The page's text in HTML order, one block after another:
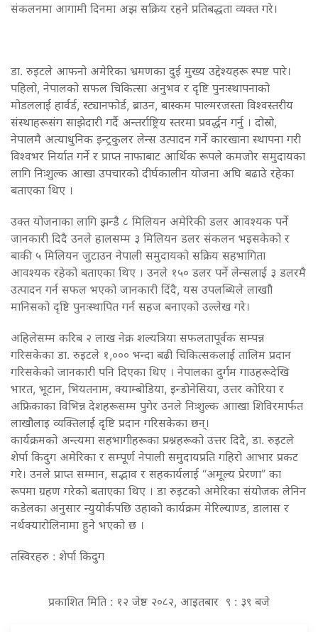
संकलनमा आगामी दिनमा अझ सक्रिय रहने प्रतिबद्धता व्यक्त गरे।
डा. रुइटले आफनो अमेरिका भ्रमणका दुई मुख्य उद्देश्यहरू स्पष्ट पारे।
पहिलो, नेपालको सफल चिकित्सा अनुभव र दृष्टि पुनःस्थापनाको
मोडललाई हार्वर्ड, स्ट्यानफोर्ड, ब्राउन, बास्कम पाल्मरजस्ता विश्वस्तरीय
संस्थाहरूसंग साझेदारी गर्दै अन्तर्राष्ट्रिय स्तरमा प्रवर्द्धन गर्नु । दोस्रो,
नेपालमै अत्याधुनिक इन्ट्रकुलर लेन्स उत्पादन गर्ने कारखाना स्थापना गरी
विश्वभर निर्यात गर्ने र प्राप्त नाफाबाट आर्थिक रूपले कमजोर समुदायका
लागि निःशुल्क आखा उपचारको दीर्घकालीन योजना अघि बढाउे रहेका
बताएका थिए ।
उक्त योजनाका लागि झन्डै ८ मिलियन अमेरिकी डलर आवश्यक पर्ने
जानकारी दिदै उनले हालसम्म ३ मिलियन डलर संकलन भइसकेको र
बाकी ५ मिलियन जुटाउन नेपाली समुदायको सक्रिय सहभागिता
आवश्यक रहेको बताएका थिए । उनले १५० डलर पर्ने लेन्सलाई ३ डलरमै
उत्पादन गर्न सफल भएको जानकारी दिंदै, यस उपलब्धिले लाखाौ
मानिसको दृष्टि पुनःस्थापित गर्न सहज बनाएको उल्लेख गरे।
अहिलेसम्म करिब २ लाख नेक्र शल्यत्रिया सफलतापूर्वक सम्पन्न
गरिसकेका डा. रुइटले १,००० भन्दा बढी चिकित्सकलाई तालिम प्रदान
गरिसकेको जानकारी पनि दिएका थिए । नेपालका दुर्गम गाउहरूदेखि
भारत, भूटान, भियतनाम, क्याम्बोडिया, इन्डोनेसिया, उत्तर कोरिया र
अफ्रिकाका विभिन्न देशहरूसम्म पुगेर उनले निःशुल्क आाखा शिविरमार्फत
लाखौलाइ व्यक्तिलाई दृष्टि प्रदान गरिसकेका छन्।
कार्यक्रमको अन्त्यमा सहभागीहरूका प्रश्नहरूको उत्तर दिदै, डा. रुइटले
शेर्पा किदुग अमेरिका र सम्पूर्ण नेपाली समुदायप्रति गहिरो आभार प्रकट
गरे। उनले प्राप्त सम्मान, सद्भाव र सहकार्यलाई “अमूल्य प्रेरणा” का
रूपमा ग्रहण गरेको बताएका थिए । डा रुइटको अमेरिका संयोजक लेनिन
कडेलका अनुसार न्युयोर्कपछि उहाको कार्यक्रम मेरिल्याण्ड, डालास र
नर्थक्यारोलिनामा हुने भएको छ ।
तस्विरहरु : शेर्पा किदुग
प्रकाशित मिति : १२ जेष्ठ २०८२, आइतबार ९ : ३९ बजे